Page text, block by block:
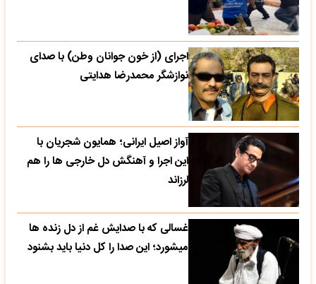
اجرای (از خون جوانان وطن) با صدای
نوازشگر محمدرضا هدایتی
آواز اصیل ایرانی؛ همایون شجریان با
این اجرا و آهنگش دل خارجی ها را هم
لرزاند
غسالی که با صدایش غم از دل زنده ها
میشورد؛ این صدا را کل دنیا باید بشنود